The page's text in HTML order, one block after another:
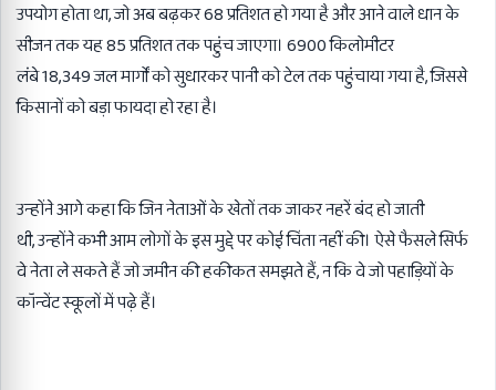
उपयोग होता था,जो अब बढ़कर68प्रतिशत हो गया है और आने वाले धान के
सीजन तक यह85प्रतिशत तक पहुंच जाएगा। 6900किलोमीटर
लंबे18,349जल मार्गों को सुधारकर पानी को टेल तक पहुंचाया गया है,जिससे
किसानों को बड़ा फायदा हो रहा है।
उन्होंने आगे कहा कि जिन नेताओं के खेतों तक जाकर नहरें बंद हो जाती
थी,उन्होंने कभी आम लोगों के इस मुद्दे पर कोई चिंता नहीं की। ऐसे फैसले सिर्फ
वे नेता ले सकते हैं जो जमीन की हकीकत समझते हैं,न कि वे जो पहाड़ियों के
कॉन्वेंट स्कूलों में पढ़े हैं।